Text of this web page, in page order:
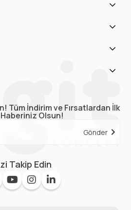
Tüm İndirim ve Fırsatlardan İlk
Olsun!
Gönder
Takip Edin